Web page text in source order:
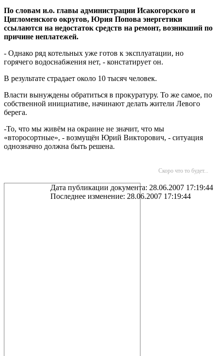
По словам и.о. главы администрации Исакогорского и
Цигломенского округов, Юрия Попова энергетики
ссылаются на недостаток средств на ремонт, возникший по
причине неплатежей.
- Однако ряд котельных уже готов к эксплуатации, но
горячего водоснабжения нет, - констатирует он.
В результате страдает около 10 тысяч человек.
Власти вынуждены обратиться в прокуратуру. То же самое, по
собственной инициативе, начинают делать жители Левого
берега.
-То, что мы живём на окраине не значит, что мы
«второсортные», - возмущён Юрий Викторович, - ситуация
однозначно должна быть решена.
Скоро что то будет...
Дата публикации документа: 28.06.2007 17:19:44
Последнее изменение: 28.06.2007 17:19:44